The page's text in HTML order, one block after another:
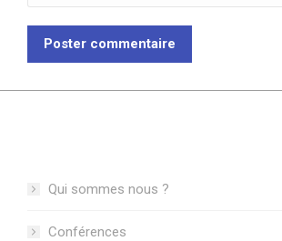
Poster commentaire
Qui sommes nous ?
Conférences